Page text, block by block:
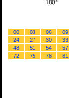
00 03 06 09
24
27 30 33
48
51 54 57
72
75 78 81